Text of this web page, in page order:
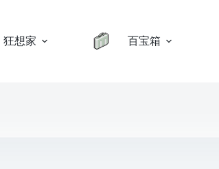
狂想家 百宝箱